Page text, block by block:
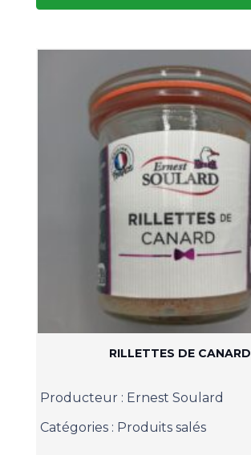
RILLETTES DE CANARD
Producteur : Ernest Soulard
Catégories : Produits salés